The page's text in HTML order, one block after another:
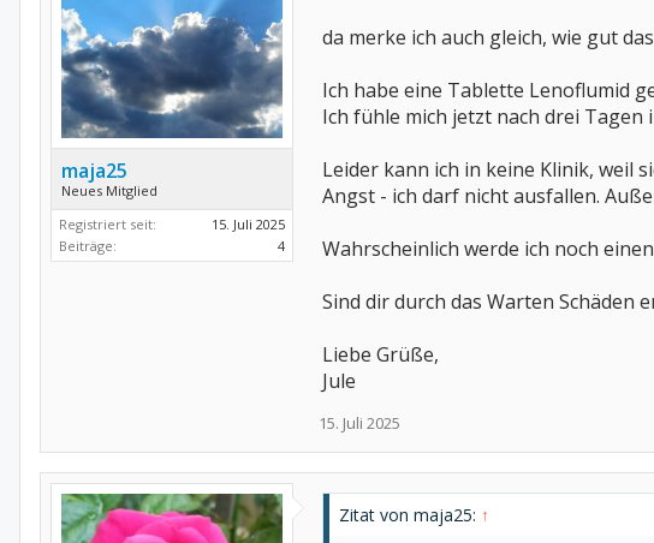
maja25
Neues Mitglied
Registriert seit:
15. Juli 2025
Beiträge:
4
da merke ich auch gleich, wie gut
Ich habe eine Tablette Lenoflumid
Ich fühle mich jetzt nach drei
Leider kann ich in keine Klinik, weil
Angst - ich darf nicht ausfallen.
Wahrscheinlich werde ich noch
Sind dir durch das Warten Schäden
Liebe Grüße,
Jule
15. Juli 2025
Zitat von maja25: ↑